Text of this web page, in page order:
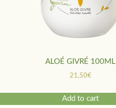
ALOÉ GIVRÉ 100ML
21,50€
Add to cart